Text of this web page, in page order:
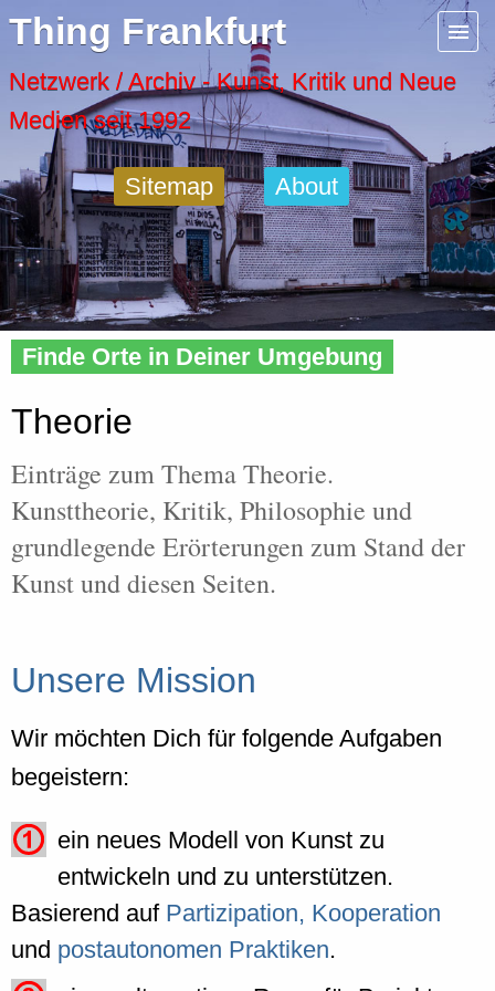
Thing Frankfurt
Netzwerk / Archiv - Kunst, Kritik und Neue
Medien seit 1992
Sitemap About
Home »Tags» Theorie
Finde Orte in Deiner Umgebung
Theorie
Einträge zum Thema Theorie.
Kunsttheorie, Kritik, Philosophie und
grundlegende Erörterungen zum Stand der
Kunst und diesen Seiten.
Unsere Mission
Wir möchten Dich für folgende Aufgaben
begeistern:
ein neues Modell von Kunst zu
entwickeln und zu unterstützen.
Basierend auf Partizipation, Kooperation
und postautonomen Praktiken.
Menu
Artspaces
Cool Places
Frankfurt Diary
Activity
Recent Posts